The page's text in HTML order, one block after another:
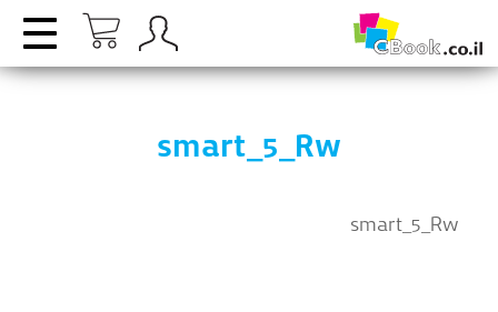
smart_5_Rw
smart_5_Rw